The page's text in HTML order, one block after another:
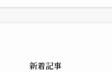
新着記事